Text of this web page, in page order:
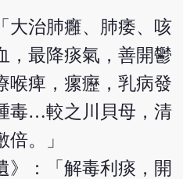
大治肺癰、肺痿、咳
，最降痰氣，善開鬱
喉痺，瘰癧，乳病發
毒…較之川貝母，清
。」
》：「解毒利痰，開